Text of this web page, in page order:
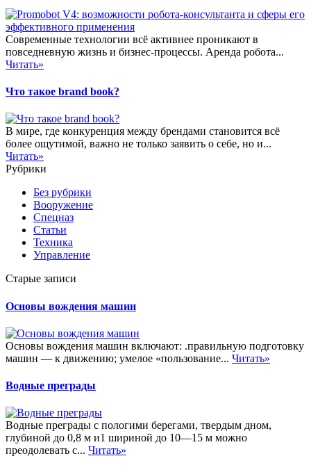
Современные технологии всё активнее проникают в
повседневную жизнь и бизнес-процессы. Аренда робота...
Читать»
Что такое brand book?
В мире, где конкуренция между брендами становится всё
более ощутимой, важно не только заявить о себе, но и...
Читать»
Рубрики
Без рубрики
Вооружение
Спецназ
Статьи
Техника
Управление
Старые записи
Основы вождения машин
Основы вождения машин включают: .правильную подготовку
машин — к движению; умелое «пользование... Читать»
Водные преграды
Водные преграды с пологими берегами, твердым дном,
глубиной до 0,8 м и1 шириной до 10—15 м можно
преодолевать с... Читать»